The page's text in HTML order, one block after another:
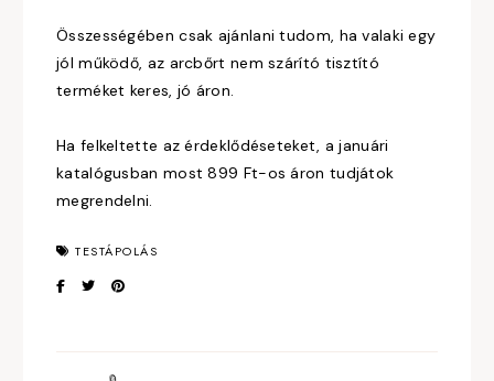
Összességében csak ajánlani tudom, ha valaki egy
jól működő, az arcbőrt nem szárító tisztító
terméket keres, jó áron.
Ha felkeltette az érdeklődéseteket, a januári
katalógusban most 899 Ft-os áron tudjátok
megrendelni.
TESTÁPOLÁS